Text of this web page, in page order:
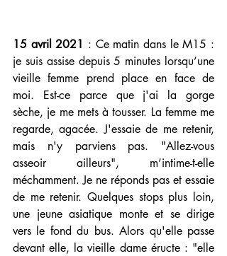
15 avril 2021 : Ce matin dans le M15 :
je suis assise depuis 5 minutes lorsqu’une
vieille femme prend place en face de
moi. Est-ce parce que j'ai la gorge
sèche, je me mets à tousser. La femme me
regarde, agacée. J'essaie de me retenir,
mais n'y parviens pas. "Allez-vous
asseoir ailleurs", m’intime-t-elle
méchamment. Je ne réponds pas et essaie
de me retenir. Quelques stops plus loin,
une jeune asiatique monte et se dirige
vers le fond du bus. Alors qu'elle passe
devant elle, la vieille dame éructe : "elle